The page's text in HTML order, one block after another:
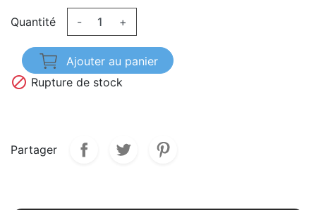
Quantité - +
Ajouter au panier
 Rupture de stock
Partager